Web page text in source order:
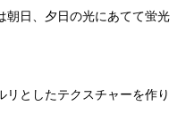
朝日、夕日の光にあてて蛍光
としたテクスチャーを作り